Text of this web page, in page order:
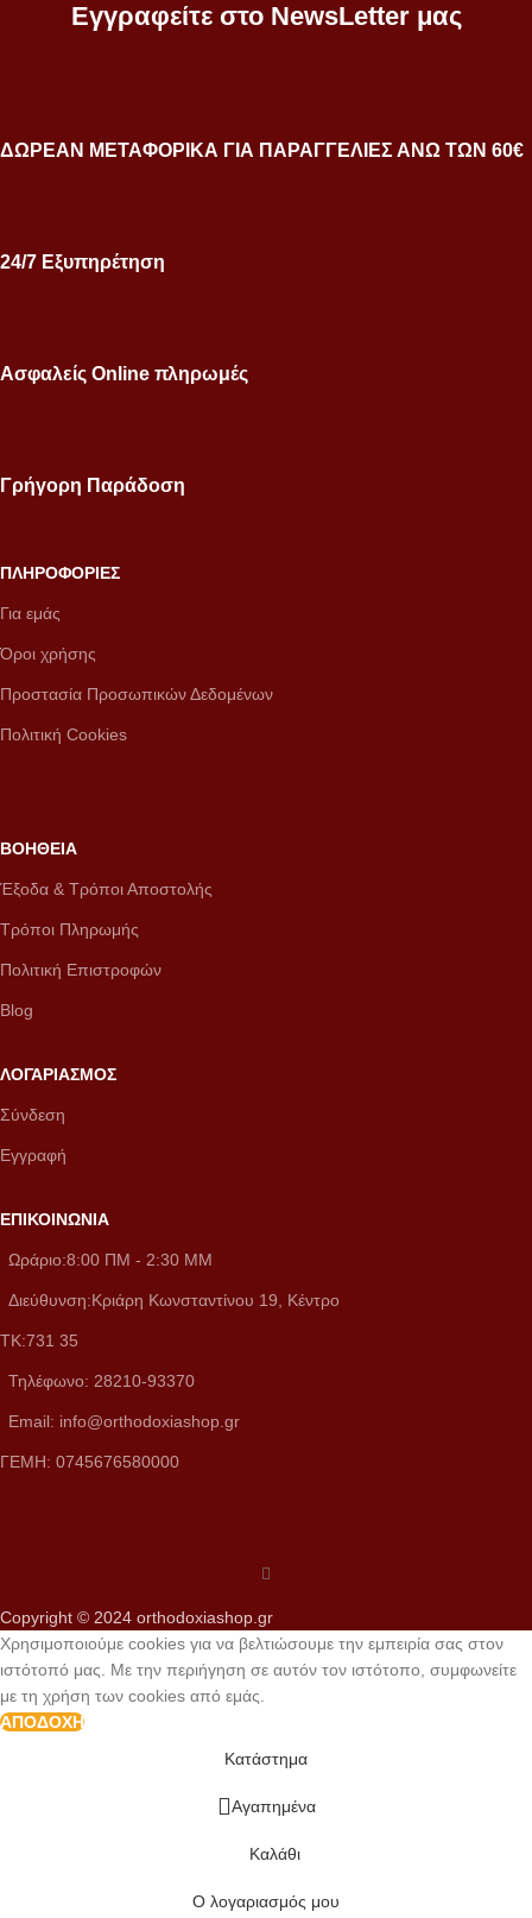
Εγγραφείτε στο NewsLetter μας
ΔΩΡΕΑΝ ΜΕΤΑΦΟΡΙΚΑ ΓΙΑ ΠΑΡΑΓΓΕΛΙΕΣ ΑΝΩ ΤΩΝ 60€
24/7 Εξυπηρέτηση
Ασφαλείς Online πληρωμές
Γρήγορη Παράδοση
ΠΛΗΡΟΦΟΡΙΕΣ
Για εμάς
Όροι χρήσης
Προστασία Προσωπικών Δεδομένων
Πολιτική Cookies
ΒΟΗΘΕΙΑ
Έξοδα & Τρόποι Αποστολής
Τρόποι Πληρωμής
Πολιτική Επιστροφών
Blog
ΛΟΓΑΡΙΑΣΜΟΣ
Σύνδεση
Εγγραφή
ΕΠΙΚΟΙΝΩΝΙΑ
Ωράριο:8:00 ΠM - 2:30 MM
Διεύθυνση:Κριάρη Κωνσταντίνου 19, Κέντρο
ΤΚ:731 35
Τηλέφωνο: 28210-93370
Email: info@orthodoxiashop.gr
ΓΕΜH: 0745676580000
Copyright © 2024 orthodoxiashop.gr
Χρησιμοποιούμε cookies για να βελτιώσουμε την εμπειρία σας στον
ιστότοπό μας. Με την περιήγηση σε αυτόν τον ιστότοπο, συμφωνείτε
με τη χρήση των cookies από εμάς.
ΑΠΟΔΟΧΉ
Κατάστημα
Αγαπημένα
Καλάθι
Ο λογαριασμός μου